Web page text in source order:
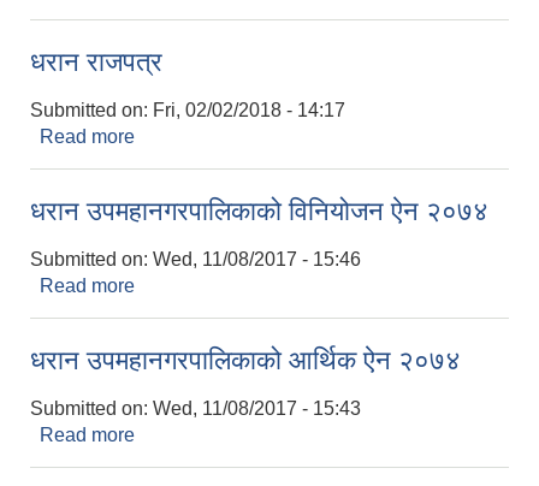
धरान राजपत्र
Submitted on: Fri, 02/02/2018 - 14:17
Read more
धरान उपमहानगरपालिकाको विनियोजन ऐन २०७४
Submitted on: Wed, 11/08/2017 - 15:46
Read more
धरान उपमहानगरपालिकाको आर्थिक ऐन २०७४
Submitted on: Wed, 11/08/2017 - 15:43
Read more